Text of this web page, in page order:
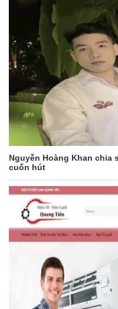
Nguyễn Hoàng Khan chia
cuốn hút